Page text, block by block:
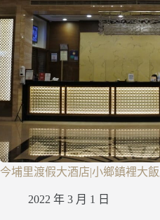
今埔里渡假大酒店|小鄉鎮裡大
2022 年 3 月 1 日